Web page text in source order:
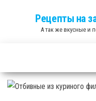
Рецепты на
А так же вкусные и